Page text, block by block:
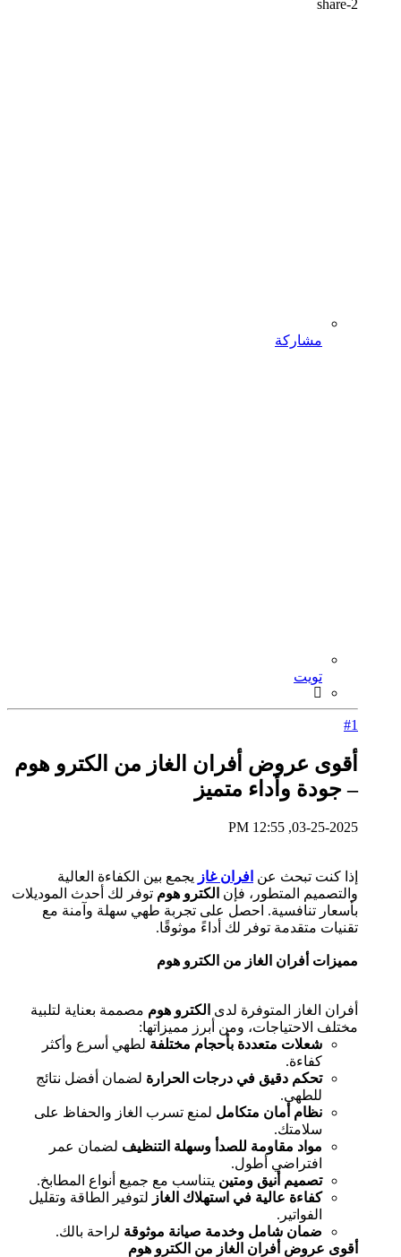
share-2
مشاركة
تويت
#1
أقوى عروض أفران الغاز من الكترو هوم
– جودة وأداء متميز
03-25-2025, 12:55 PM
إذا كنت تبحث عن افران غاز ​ يجمع بين الكفاءة العالية
والتصميم المتطور، فإن الكترو هوم توفر لك أحدث الموديلات
بأسعار تنافسية. احصل على تجربة طهي سهلة وآمنة مع
تقنيات متقدمة توفر لك أداءً موثوقًا.
مميزات أفران الغاز من الكترو هوم
أفران الغاز المتوفرة لدى الكترو هوم مصممة بعناية لتلبية
مختلف الاحتياجات، ومن أبرز مميزاتها:
شعلات متعددة بأحجام مختلفة لطهي أسرع وأكثر
كفاءة.
تحكم دقيق في درجات الحرارة لضمان أفضل نتائج
للطهي.
نظام أمان متكامل لمنع تسرب الغاز والحفاظ على
سلامتك.
مواد مقاومة للصدأ وسهلة التنظيف لضمان عمر
افتراضي أطول.
تصميم أنيق ومتين يتناسب مع جميع أنواع المطابخ.
كفاءة عالية في استهلاك الغاز لتوفير الطاقة وتقليل
الفواتير.
ضمان شامل وخدمة صيانة موثوقة لراحة بالك.
أقوى عروض أفران الغاز من الكترو هوم